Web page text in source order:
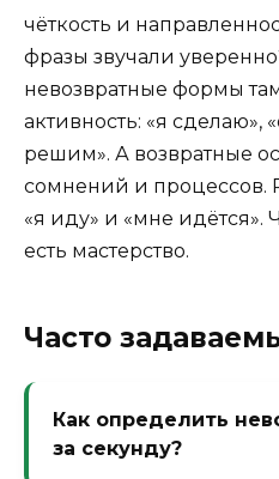
чёткость и
фразы звучали
невозвратные формы
активность: «я сделаю»,
решим». А возвратные
сомнений и процессов.
«я иду» и «мне идётся».
есть мастерство.
Часто
Как определить
за секунду?